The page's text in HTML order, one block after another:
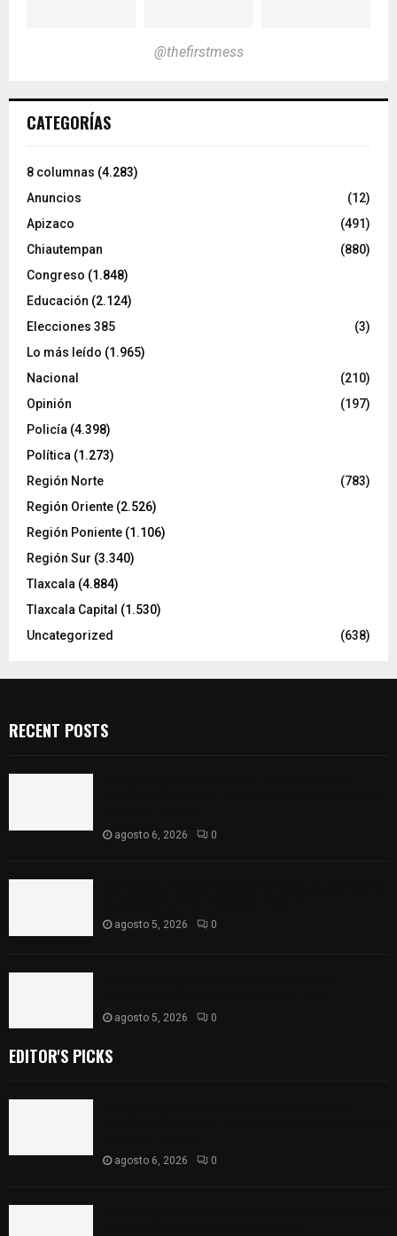
@thefirstmess
CATEGORÍAS
8 columnas (4.283)
Anuncios
(12)
Apizaco
(491)
Chiautempan
(880)
Congreso (1.848)
Educación (2.124)
Elecciones 385
(3)
Lo más leído (1.965)
Nacional
(210)
Opinión
(197)
Policía (4.398)
Política (1.273)
Región Norte
(783)
Región Oriente (2.526)
Región Poniente (1.106)
Región Sur (3.340)
Tlaxcala (4.884)
Tlaxcala Capital (1.530)
Uncategorized
(638)
RECENT POSTS
agosto 6, 2026 0
agosto 5, 2026 0
agosto 5, 2026 0
EDITOR'S PICKS
agosto 6, 2026 0